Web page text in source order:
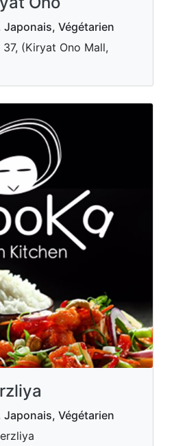
Végétarien
(Kiryat Ono Mall,
Végétarien